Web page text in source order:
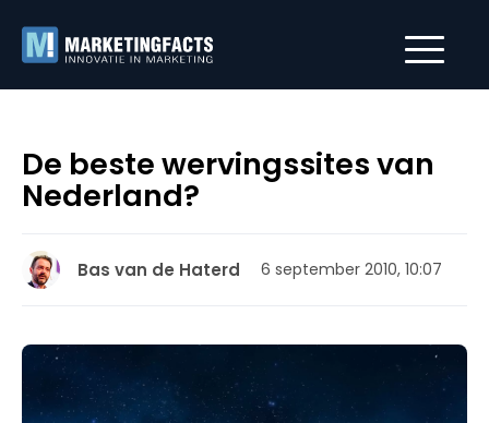
De beste wervingssites van
Nederland?
Bas van de Haterd 6 september 2010, 10:07